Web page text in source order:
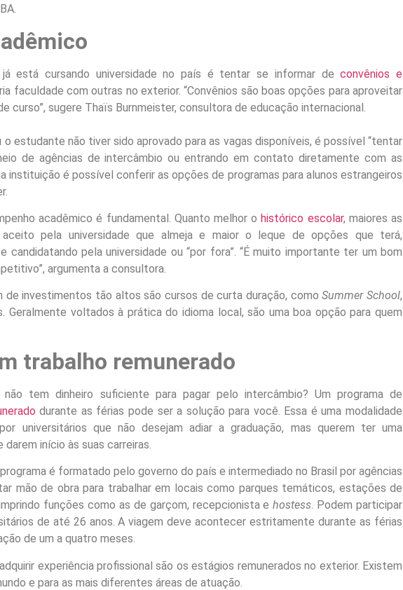
está cursando universidade no país é tentar se informar deconvênios e
faculdade com outras no exterior. “Convênios são boas opções para aproveitar
curso”, sugere Thaïs Burnmeister, consultora de educação internacional.
o estudante não tiver sido aprovado para as vagas disponíveis, é possível “tentar
de agências de intercâmbio ou entrando em contato diretamente com as
instituição é possível conferir as opções de programas para alunos estrangeiros
acadêmico é fundamental. Quanto melhor ohistórico escolar, maiores as
pela universidade que almeja e maior o leque de opções que terá,
candidatando pela universidade ou “por fora”. “É muito importante ter um bom
argumenta a consultora.
de investimentos tão altos são cursos de curta duração, comoSummer School,
Geralmente voltados à prática do idioma local, são uma boa opção para quem
trabalho remunerado
tem dinheiro suficiente para pagar pelo intercâmbio? Um programa de
durante as férias pode ser a solução para você. Essa é uma modalidade
universitários que não desejam adiar a graduação, mas querem ter uma
início às suas carreiras.
é formatado pelo governo do país e intermediado no Brasil por agências
mão de obra para trabalhar em locais como parques temáticos, estações de
funções como as de garçom, recepcionista ehostess. Podem participar
de até 26 anos. A viagem deve acontecer estritamente durante as férias
de um a quatro meses.
experiência profissional são os estágios remunerados no exterior. Existem
e para as mais diferentes áreas de atuação.